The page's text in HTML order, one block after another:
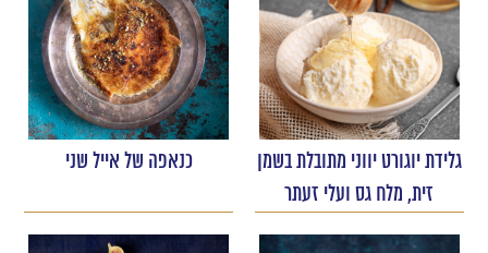
גלידת יוגורט יווני מתובלת בשמן
זית, מלח גס ועלי זעתר
כנאפה של אייל שני